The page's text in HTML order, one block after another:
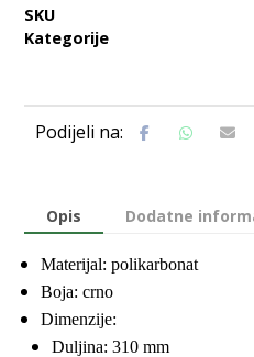
SKU
Kategorije
Opis Dodatne
Materijal: polikarbonat
Boja: crno
Dimenzije:
Duljina: 310 mm